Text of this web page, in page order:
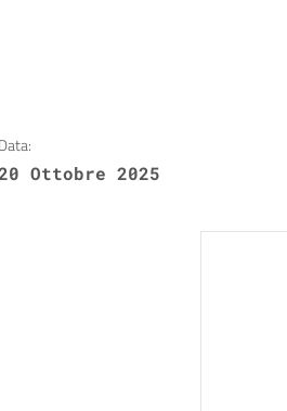
Data:
Ottobre 2025